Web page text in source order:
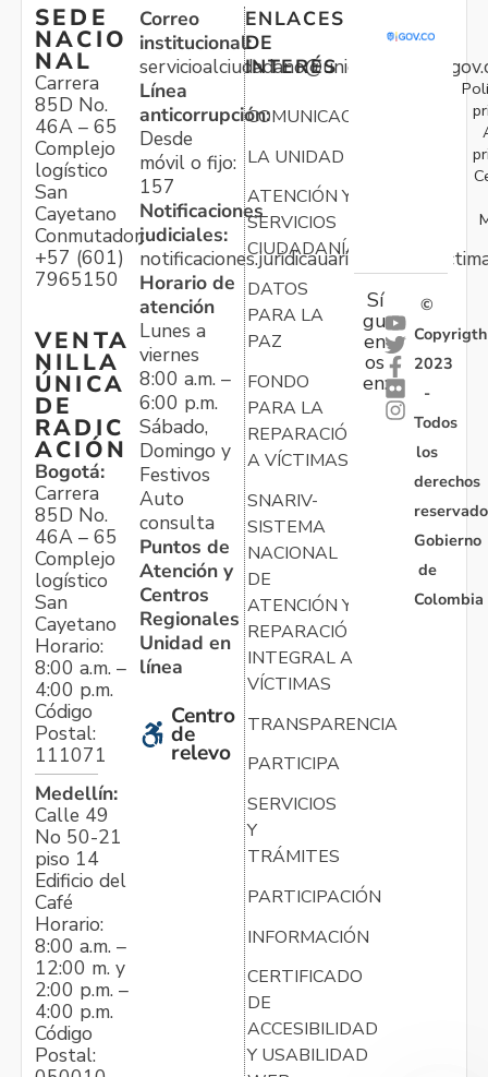
SEDE
NACIO
NAL
Carrera
85D No.
46A – 65
Complejo
logístico
San
Cayetano
Conmutador:
+57 (601)
7965150
VENTA
NILLA
ÚNICA
DE
RADIC
ACIÓN
Bogotá:
Carrera
85D No.
46A – 65
Complejo
logístico
San
Cayetano
Horario:
8:00 a.m. –
4:00 p.m.
Código
Postal:
111071
Medellín:
Calle 49
No 50-21
piso 14
Edificio del
Café
Horario:
8:00 a.m. –
12:00 m. y
2:00 p.m. –
4:00 p.m.
Código
Postal:
Correo
institucional:
Línea
anticorrupción:
Desde
móvil o fijo:
157
Notificaciones
judiciales:
Horario de
atención
Lunes a
viernes
8:00 a.m. –
6:00 p.m.
Sábado,
Domingo y
Festivos
Auto
consulta
Puntos de
Atención y
Centros
Regionales
Unidad en
línea
Centro
de
relevo
ENLACES
DE
INTERÉS
COMUNICACIONES
LA UNIDAD
ATENCIÓN Y
SERVICIOS
CIUDADANÍA
DATOS
PARA LA
PAZ
FONDO
PARA LA
REPARACIÓN
A VÍCTIMAS
SNARIV-
SISTEMA
NACIONAL
DE
ATENCIÓN Y
REPARACIÓN
INTEGRAL A
VÍCTIMAS
TRANSPARENCIA
PARTICIPA
SERVICIOS
Y
TRÁMITES
PARTICIPACIÓN
INFORMACIÓN
CERTIFICADO
DE
ACCESIBILIDAD
Y USABILIDAD
Sí
gu
en
os
en:
©
Copyrigth
2023
-
Todos
los
derechos
Gobierno
de
Colombia